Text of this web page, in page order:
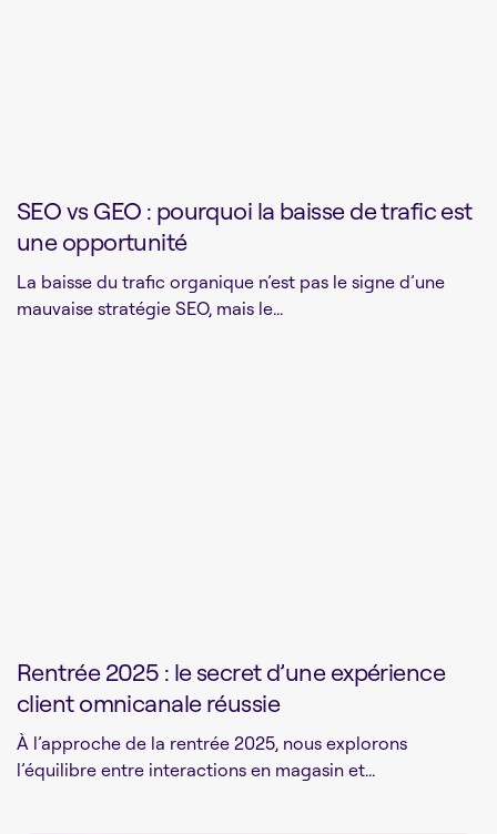
SEO vs GEO : pourquoi la baisse de trafic est
une opportunité
La baisse du trafic organique n’est pas le signe d’une
mauvaise stratégie SEO, mais le...
Rentrée 2025 : le secret d’une expérience
client omnicanale réussie
À l’approche de la rentrée 2025, nous explorons
l’équilibre entre interactions en magasin et...